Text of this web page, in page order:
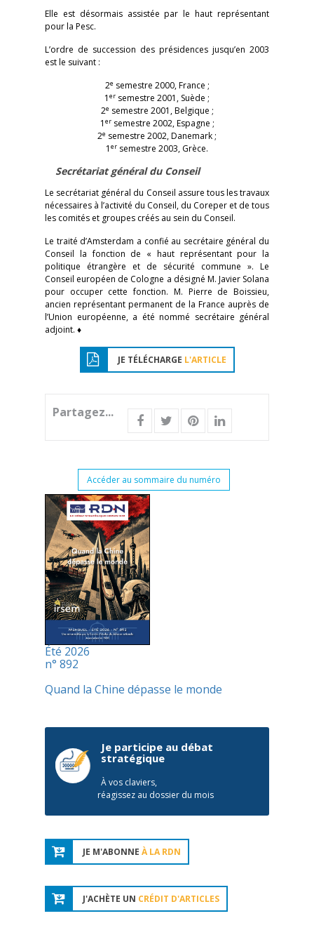
Elle est désormais assistée par le haut représentant
pour la Pesc.
L’ordre de succession des présidences jusqu’en 2003
est le suivant :
2esemestre 2000, France ;
1 er semestre 2001, Suède ;
2esemestre 2001, Belgique ;
1 ersemestre 2002, Espagne ;
2e semestre 2002, Danemark ;
1 er semestre 2003, Grèce.
Secrétariat général du Conseil
Le secrétariat général du Conseil assure tous les travaux
nécessaires à l’activité du Conseil, du Coreper et de tous
les comités et groupes créés au sein du Conseil.
Le traité d’Amsterdam a confié au secrétaire général du
Conseil la fonction de « haut représentant pour la
politique étrangère et de sécurité commune ». Le
Conseil européen de Cologne a désigné M. Javier Solana
pour occuper cette fonction. M. Pierre de Boissieu,
ancien représentant permanent de la France auprès de
l’Union européenne, a été nommé secrétaire général
adjoint. ♦
JE TÉLÉCHARGE L'ARTICLE
Partagez...
Accéder au sommaire du numéro
Été 2026
n° 892
Quand la Chine dépasse le monde
Je participe au débat
stratégique
À vos claviers,
réagissez au dossier du mois
JE M'ABONNE À LA RDN
J'ACHÈTE UN CRÉDIT D'ARTICLES